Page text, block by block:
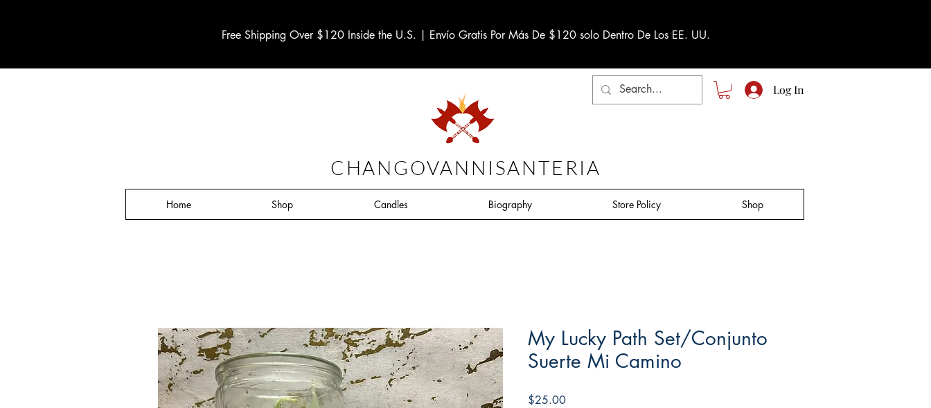
Free Shipping Over $120 Inside the U.S. | Envío Gratis Por Más De $120 solo Dentro De Los EE. UU.
CHANGOVANNISANTERIA
Log In
Home Shop Candles Biography Store Policy Shop
My Lucky Path Set/Conjunto
Suerte Mi Camino
$25.00Price